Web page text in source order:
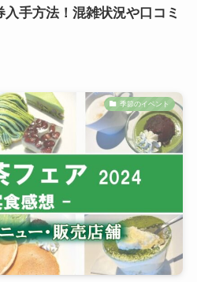
手方法！混雑状況や口コミ
季節のイベント